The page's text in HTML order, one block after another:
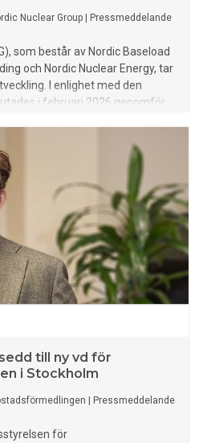
Nuclear Group Pressmeddelande
som består av Nordic Baseload
och Nordic Nuclear Energy, tar
I enlighet med den
i februari 2026 genomför
totalt tillförts 35 miljoner
markerar starten på en
att bygga ett ledande
energiteknik.
till ny vd för
i Stockholm
Pressmeddelande
för